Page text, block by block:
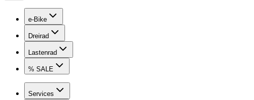
e-Bike
Dreirad
Lastenrad
% SALE
Services